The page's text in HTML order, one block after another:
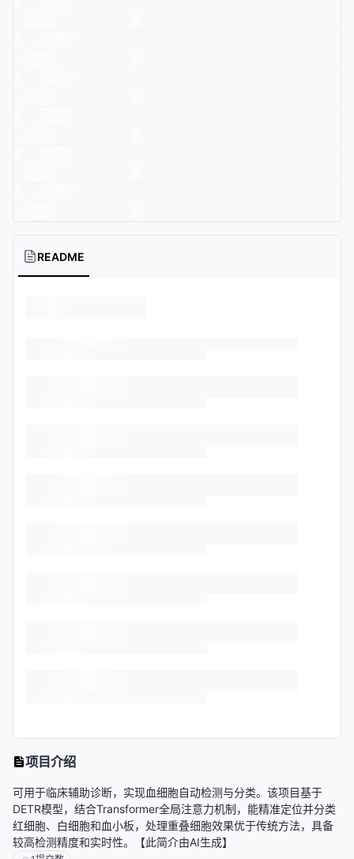
README
项目介绍
可用于临床辅助诊断，实现血细胞自动检测与分类。该项目基于
DETR模型，结合Transformer全局注意力机制，能精准定位并分类
红细胞、白细胞和血小板，处理重叠细胞效果优于传统方法，具备
较高检测精度和实时性。【此简介由AI生成】